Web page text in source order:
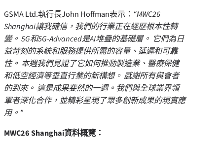
GSMA Ltd.執行長John Hoffman表示： “MWC26
Shanghai讓我確信，我們的行業正在經歷根本性轉
變。 5G和5G-Advanced是AI堆疊的基礎層。 它們為日
益苛刻的系統和服務提供所需的容量、延遲和可靠
性。 本週我們見證了它如何推動製造業、醫療保健
和低空經濟等垂直行業的新構想。 感謝所有與會者
的到來。 這是成果斐然的一週。我們與全球業界領
軍者深化合作，並精彩呈現了眾多創新成果的現實應
用。”
MWC26 Shanghai資料概覽：